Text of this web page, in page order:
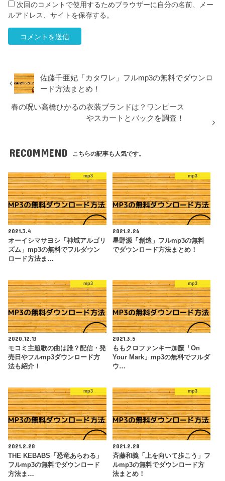
次回のコメントで使用するためブラウザーに自分の名前、メー
ルアドレス、サイトを保存する。
佐藤千亜妃「カタワレ」フルmp3の無料でダウンロ
ード方法まとめ！
春の呪い高橋ひかるの衣装ブランドは？ワンピース
やスカートとバックを調査！
RECOMMEND こちらの記事も人気です。
mp3
2021.3.4
オーイシマサヨシ「神域アルゴリ
ズム」mp3の無料でフルダウン
ロード方法ま…
mp3
2021.2.26
星野源「創造」フルmp3の無料
でダウンロード方法まとめ！
mp3
2020.12.13
モコミ主題歌の曲は誰？配信・発
売日やフルmp3ダウンロード方
法も紹介！
mp3
2021.3.5
ももクロファンキー加藤「On
Your Mark」mp3の無料でフルダ
ウ…
mp3
2021.2.28
THE KEBABS「恐竜あらわる」
フルmp3の無料でダウンロード
方法ま…
mp3
2021.2.28
斉藤和義「上を向いて歩こう」フ
ルmp3の無料でダウンロード方
法まとめ！